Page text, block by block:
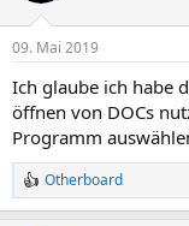
09. Mai 2019
Ich glaube ich habe
öffnen von DOCs
Programm
R
e
Otherboard